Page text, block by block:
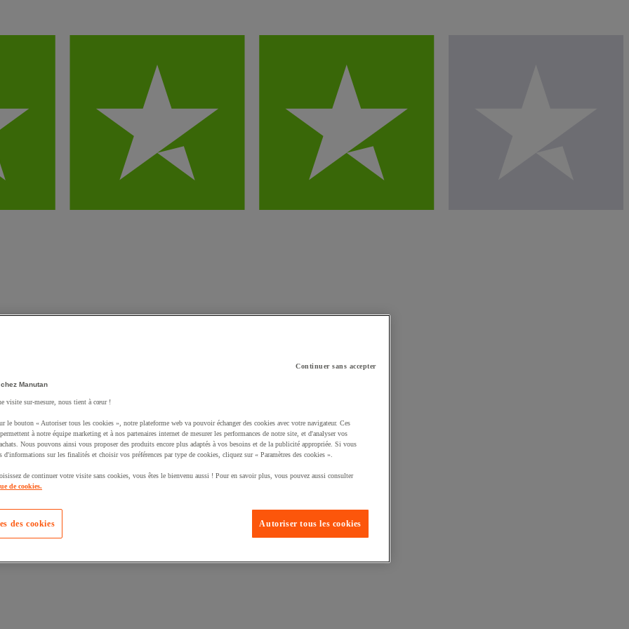
un produit à votre panier :
Continuer sans accepter
Manutan
visite sur-mesure, nous tient à cœur !
le bouton « Autoriser tous les cookies », notre plateforme web va pouvoir échanger des cookies avec votre navigateur. Ces
à notre équipe marketing et à nos partenaires internet de mesurer les performances de notre site, et d'analyser vos
Nous pouvons ainsi vous proposer des produits encore plus adaptés à vos besoins et de la publicité appropriée. Si vous
d'informations sur les finalités et choisir vos préférences par type de cookies, cliquez sur « Paramètres des cookies ».
de continuer votre visite sans cookies, vous êtes le bienvenu aussi ! Pour en savoir plus, vous pouvez aussi consulter
de cookies.
Autoriser tous les cookies
des cookies